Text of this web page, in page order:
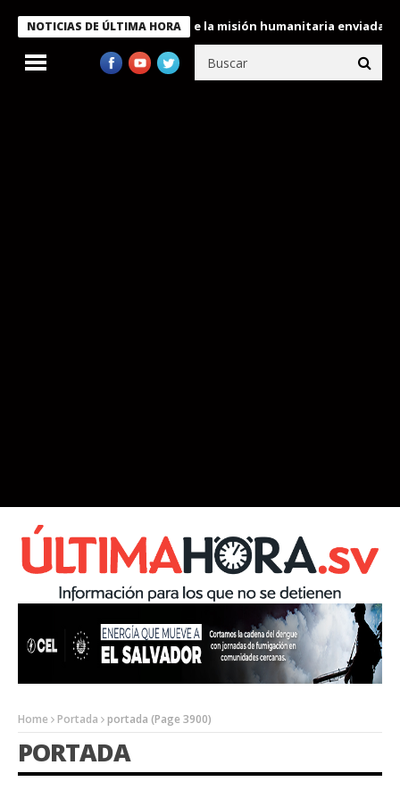
NOTICIAS DE ÚLTIMA HORA
a miembros de la misión humanitaria enviada a
Home Portada portada (Page 3900)
PORTADA